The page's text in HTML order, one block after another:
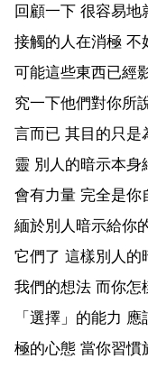
回顧一下 很容易
接觸的人在消極 不
可能這些東西已經
究一下他們對你所
言而已 其目的只是
靈 別人的暗示本身
會有力量 完全是你
緬於別人暗示給你
它們了 這樣別人的
我們的想法 而你怎
「選擇」的能力
極的心態 當你習慣